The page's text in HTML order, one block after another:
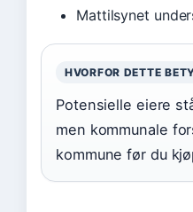
Mattilsynet
HVORFOR DETTE
Potensielle eiere
men kommunale
kommune før du